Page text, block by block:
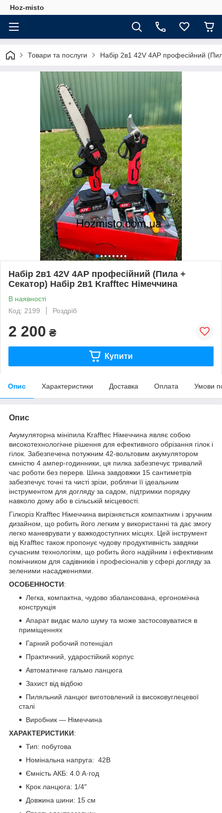
Hoz-misto
Товари та послуги Набір 2в1 42V 4АР професійний
Набір 2в1 42V 4АР професійний (Пила +
Секатор) Набір 2в1 Krafftec Німеччина
В наявності
Код: 2199
Роздріб
2 200 ₴
Купити
Опис Характеристики Доставка Оплата Умови
Опис
Акумуляторна мініпила Krafftec Німеччина являє собою
високотехнологічне рішення для ефективного обрізання гілок і
гілок. Забезпечена потужним 42-вольтовим акумулятором
ємністю 4 ампер-годинники, ця пилка забезпечує тривалий
час роботи без перерв. Шина завдовжки 15 сантиметрів
забезпечує точні та чисті зрізи, роблячи її ідеальним
інструментом для догляду за садом, підтримки порядку
навколо дому або в сільській місцевості.
Гілкоріз Krafftec Німеччина вирізняється компактним і зручним
дизайном, що робить його легким у використанні та дає змогу
легко маневрувати у важкодоступних місцях. Цей інструмент
від Krafftec також пропонує чудову продуктивність завдяки
сучасним технологіям, що робить його надійним і ефективним
помічником для садівників і професіоналів у сфері догляду за
зеленими насадженнями.
ОСОБЕННОСТИ:
Легка, компактна, чудово збалансована, ергономічна
конструкція
Апарат видає мало шуму та може застосовуватися в
приміщеннях
Гарний робочий потенціал
Практичний, ударостійкий корпус
Автоматичне гальмо ланцюга
Захист від відбою
Пиляльний ланцюг виготовлений із високовуглецевої
сталі
Виробник — Німеччина
ХАРАКТЕРИСТИКИ:
Тип: побутова
Номінальна напруга: 42В
Ємність АКБ: 4.0 А·год
Крок ланцюга: 1/4"
Довжина шини: 15 см